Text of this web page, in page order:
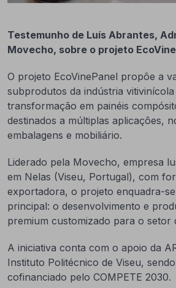
Testemunho de Luís Abrantes,
Movecho, sobre o projeto
O projeto EcoVinePanel propõe a
subprodutos da indústria
transformação em painéis
destinados a múltiplas aplicações,
embalagens e mobiliário.
Liderado pela Movecho, empresa
em Nelas (Viseu, Portugal), com
exportadora, o projeto enquadra-
principal: o desenvolvimento e
premium customizado para o setor
A iniciativa conta com o apoio da
Instituto Politécnico de Viseu,
cofinanciado pelo COMPETE 2030.